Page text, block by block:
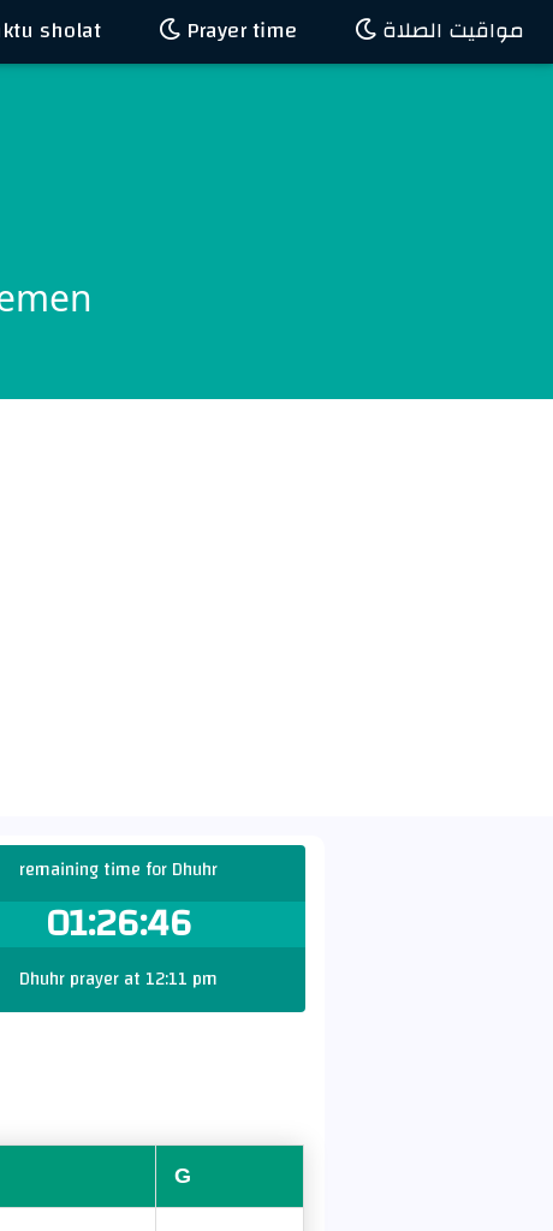
مواقيت الصلاة Prayer time
sholat
remaining time for Dhuhr
01:26:45
Dhuhr prayer at 12:11 pm
G